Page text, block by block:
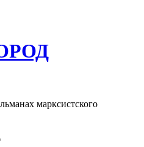
марксистского